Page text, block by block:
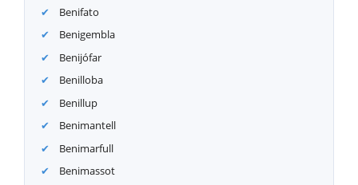
Benifato
Benigembla
Benijófar
Benilloba
Benillup
Benimantell
Benimarfull
Benimassot